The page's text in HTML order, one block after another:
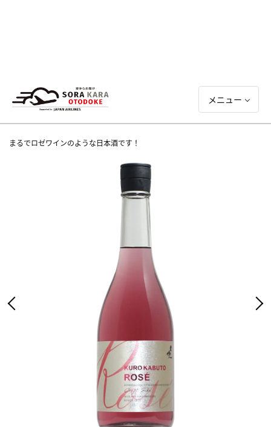
メニュー
まるでロゼワインのような日本酒です！